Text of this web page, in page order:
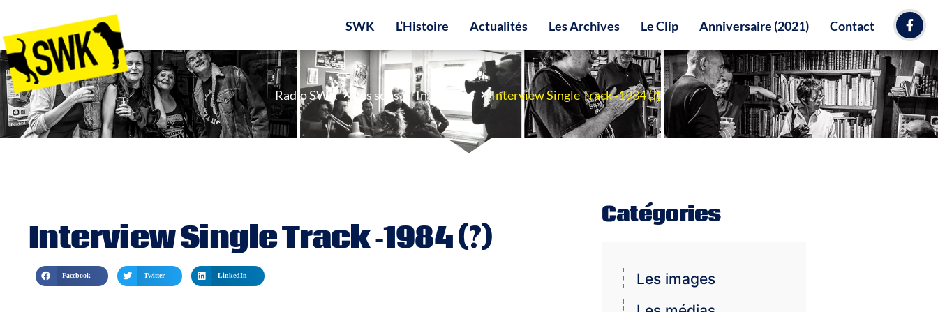
SWK L’Histoire Actualités Les Archives Le Clip Anniversaire (2021) Contact
Radio SWK Les sons Inter­views Inter­view Single Track ‑1984 (?)
Interview Single Track ‑1984 (?)
Facebook Twitter LinkedIn
Catégories
Les images